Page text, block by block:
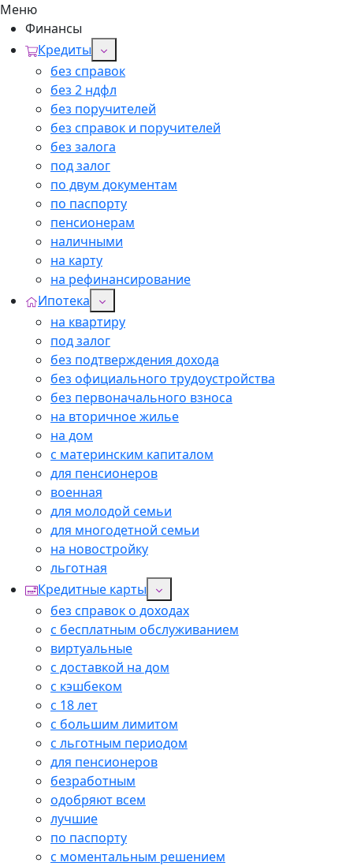
Меню
Финансы
Кредиты
без справок
без 2 ндфл
без поручителей
без справок и поручителей
без залога
под залог
по двум документам
по паспорту
пенсионерам
наличными
на карту
на рефинансирование
Ипотека
на квартиру
под залог
без подтверждения дохода
без официального трудоустройства
без первоначального взноса
на вторичное жилье
на дом
с материнским капиталом
для пенсионеров
военная
для молодой семьи
для многодетной семьи
на новостройку
льготная
Кредитные карты
без справок о доходах
с бесплатным обслуживанием
виртуальные
с доставкой на дом
с кэшбеком
с 18 лет
с большим лимитом
с льготным периодом
для пенсионеров
безработным
одобряют всем
лучшие
по паспорту
с моментальным решением